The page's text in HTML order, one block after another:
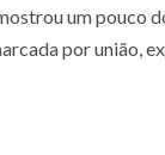
um pouco
por união,